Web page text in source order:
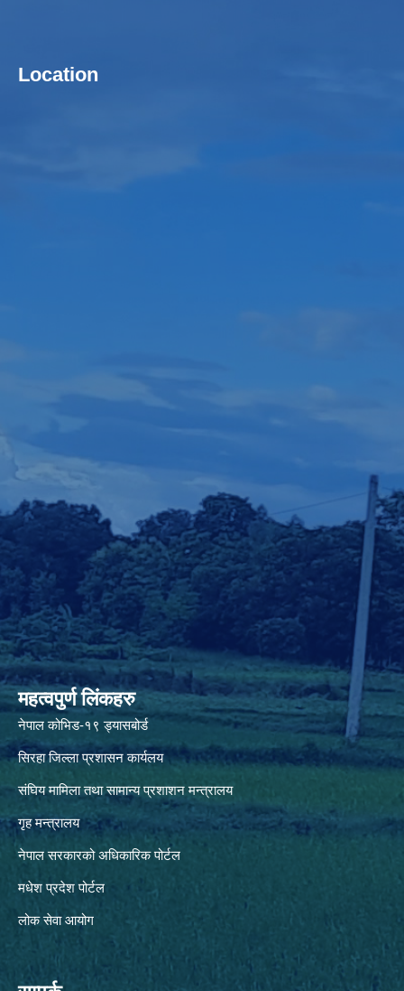
Location
महत्वपुर्ण लिंकहरु
नेपाल कोभिड-१९ ड्यासबोर्ड
सिरहा जिल्ला प्रशासन कार्यलय
संघिय मामिला तथा सामान्य प्रशाशन मन्त्रालय
गृह मन्त्रालय
नेपाल सरकारको अधिकारिक पोर्टल
मधेश प्रदेश पोर्टल
लोक सेवा आयोग